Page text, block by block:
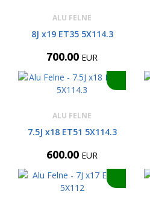
ALU FELNE
8J x19 ET35 5X114.3
700.00 EUR
ALU FELNE
7.5J x18 ET51 5X114.3
600.00 EUR